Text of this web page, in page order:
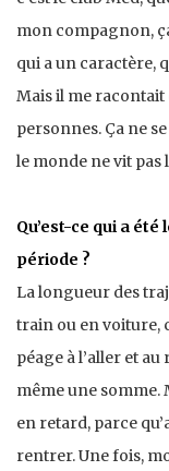
mon compagnon,
qui a un caractère,
Mais il me racontait
personnes. Ça ne
le monde ne vit pas
Qu’est-ce qui a
période ?
La longueur des
train ou en voiture,
péage à l’aller et au
même une somme.
en retard, parce
rentrer. Une fois,